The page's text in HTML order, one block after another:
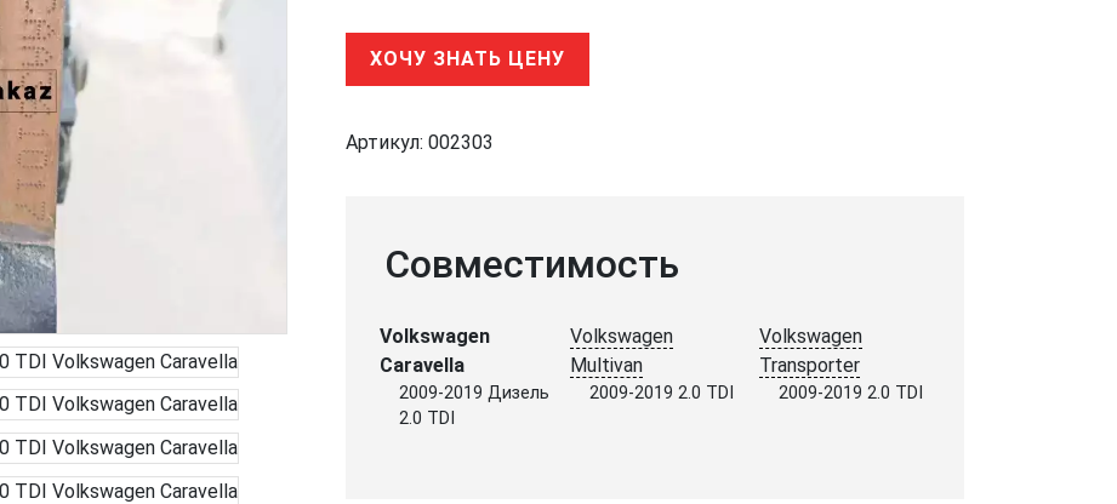
ХОЧУ ЗНАТЬ ЦЕНУ
Артикул: 002303
Совместимость
Volkswagen
Caravella
2009-2019 Дизель
2.0 TDI
Volkswagen
Multivan
2009-2019 2.0 TDI
Volkswagen
Transporter
2009-2019 2.0 TDI